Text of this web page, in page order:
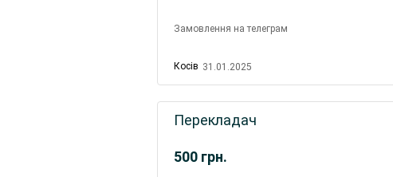
Замовлення на телеграм
Косів 31.01.2025
500 грн.
Перекладач